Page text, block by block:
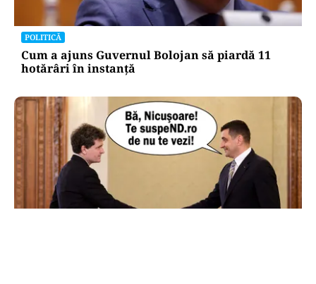
POLITICĂ
Cum a ajuns Guvernul Bolojan să piardă 11
hotărâri în instanță